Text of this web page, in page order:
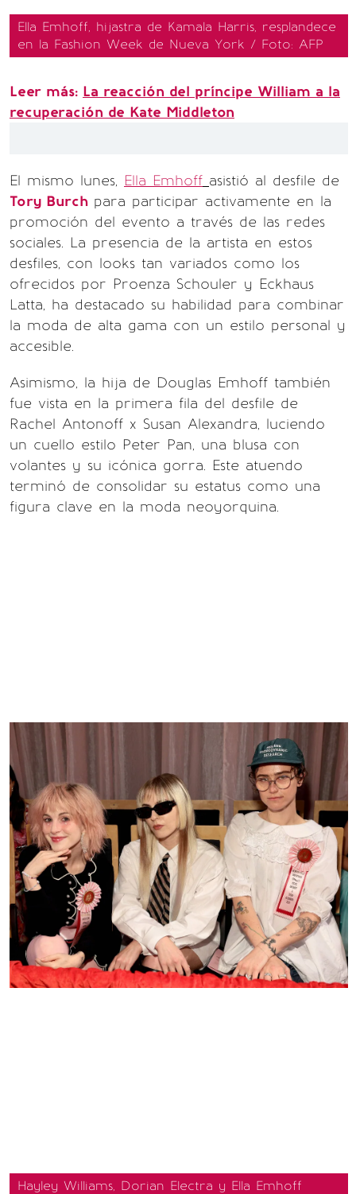
Ella Emhoff, hijastra de Kamala Harris, resplandece
en la Fashion Week de Nueva York / Foto: AFP
Leer más: La reacción del príncipe William a la
recuperación de Kate Middleton
El mismo lunes, Ella Emhoff asistió al desfile de
Tory Burch para participar activamente en la
promoción del evento a través de las redes
sociales. La presencia de la artista en estos
desfiles, con looks tan variados como los
ofrecidos por Proenza Schouler y Eckhaus
Latta, ha destacado su habilidad para combinar
la moda de alta gama con un estilo personal y
accesible.
Asimismo, la hija de Douglas Emhoff también
fue vista en la primera fila del desfile de
Rachel Antonoff x Susan Alexandra, luciendo
un cuello estilo Peter Pan, una blusa con
volantes y su icónica gorra. Este atuendo
terminó de consolidar su estatus como una
figura clave en la moda neoyorquina.
Hayley Williams, Dorian Electra y Ella Emhoff